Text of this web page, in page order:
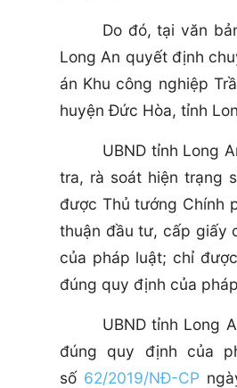
Do đó, tại văn
Long An quyết định
án Khu công nghiệp
huyện Đức Hòa, tỉnh
UBND tỉnh Long
tra, rà soát hiện trạng
được Thủ tướng Chính
thuận đầu tư, cấp giấy
của pháp luật; chỉ
đúng quy định của
UBND tỉnh Long
đúng quy định của
số 62/2019/NĐ-CP